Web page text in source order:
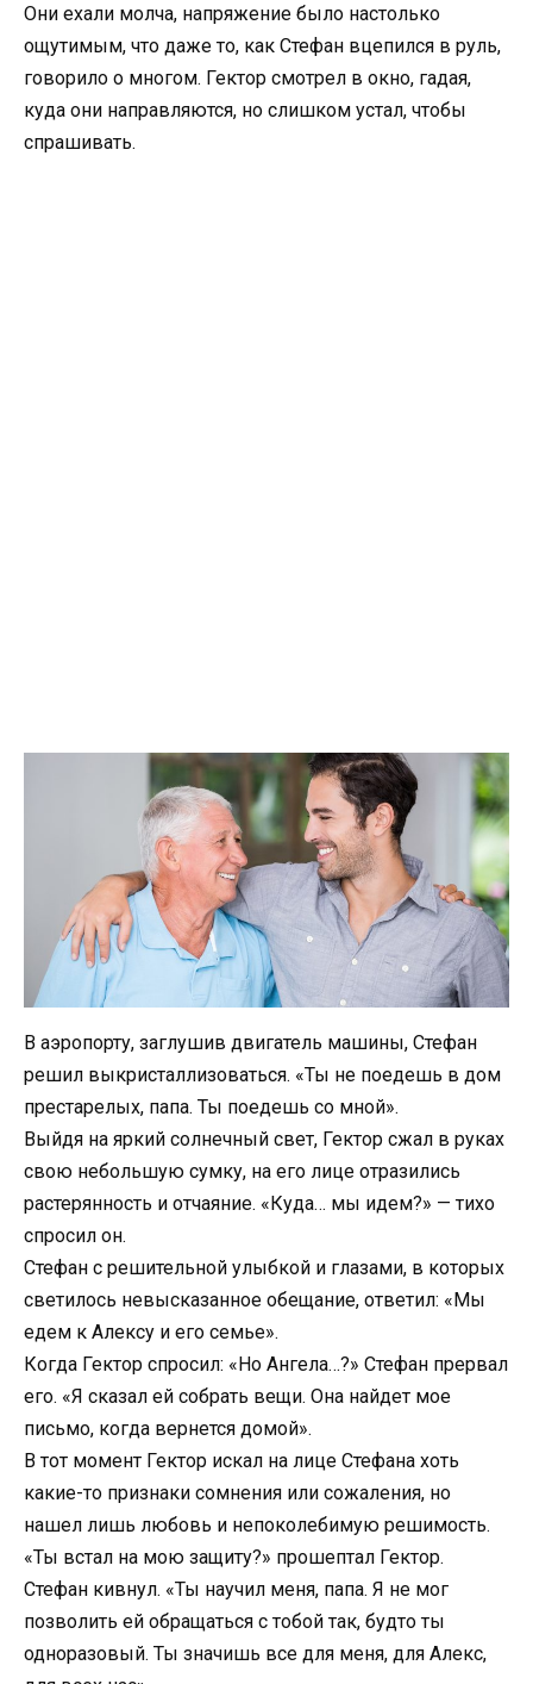
Они ехали молча, напряжение было настолько
ощутимым, что даже то, как Стефан вцепился в руль,
говорило о многом. Гектор смотрел в окно, гадая,
куда они направляются, но слишком устал, чтобы
спрашивать.
В аэропорту, заглушив двигатель машины, Стефан
решил выкристаллизоваться. «Ты не поедешь в дом
престарелых, папа. Ты поедешь со мной».
Выйдя на яркий солнечный свет, Гектор сжал в руках
свою небольшую сумку, на его лице отразились
растерянность и отчаяние. «Куда… мы идем?» — тихо
спросил он.
Стефан с решительной улыбкой и глазами, в которых
светилось невысказанное обещание, ответил: «Мы
едем к Алексу и его семье».
Когда Гектор спросил: «Но Ангела…?» Стефан прервал
его. «Я сказал ей собрать вещи. Она найдет мое
письмо, когда вернется домой».
В тот момент Гектор искал на лице Стефана хоть
какие-то признаки сомнения или сожаления, но
нашел лишь любовь и непоколебимую решимость.
«Ты встал на мою защиту?» прошептал Гектор.
Стефан кивнул. «Ты научил меня, папа. Я не мог
позволить ей обращаться с тобой так, будто ты
одноразовый. Ты значишь все для меня, для Алекс,